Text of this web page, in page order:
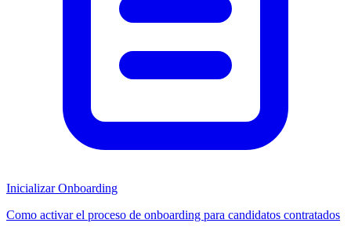
Inicializar Onboarding
Como activar el proceso de onboarding para candidatos contratados